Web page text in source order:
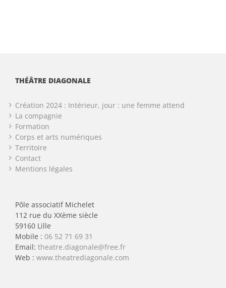
THÉÂTRE DIAGONALE
Création 2024 : Intérieur, jour : une femme attend
La compagnie
Formation
Corps et arts numériques
Territoire
Contact
Mentions légales
Pôle associatif Michelet
112 rue du XXème siècle
59160 Lille
Mobile : 06 52 71 69 31
Email: theatre.diagonale@free.fr
Web : www.theatrediagonale.com